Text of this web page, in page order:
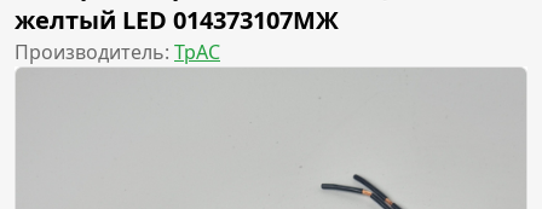
желтый LED 014373107МЖ
Производитель: ТрАС